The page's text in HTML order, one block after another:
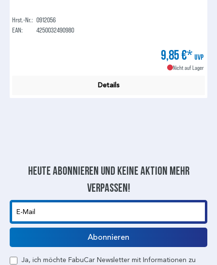
Hrst.-Nr.: 0912056
EAN:
4250032490980
9,85 €* UVP
Nicht auf Lager
Details
Heute abonnieren und keine aktion mehr
verpassen!
E-Mail
Abonnieren
Ja, ich möchte FabuCar Newsletter mit Informationen zu